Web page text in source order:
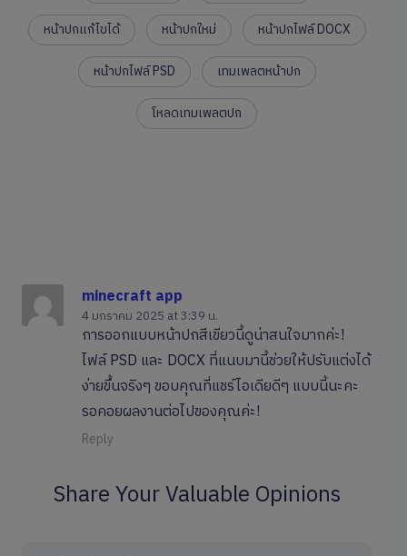
หน้าปกแก้ไขได้
หน้าปกใหม่
หน้าปกไฟล์ DOCX
หน้าปกไฟล์ PSD
เทมเพลตหน้าปก
โหลดเทมเพลตปก
minecraft app
4 มกราคม 2025 at 3:39 น.
การออกแบบหน้าปกสีเขียวนี้ดูน่าสนใจมากค่ะ!
ไฟล์ PSD และ DOCX ที่แนบมานี้ช่วยให้ปรับแต่งได้
ง่ายขึ้นจริงๆ ขอบคุณที่แชร์ไอเดียดีๆ แบบนี้นะคะ
รอคอยผลงานต่อไปของคุณค่ะ!
Reply
Share Your Valuable Opinions